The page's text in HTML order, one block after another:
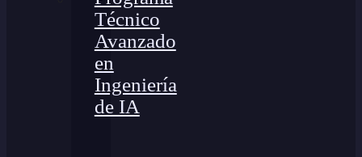
Técnico
Avanzado
en
Ingeniería
de IA